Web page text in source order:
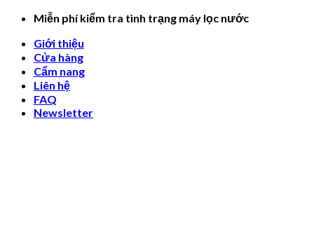
Skip
content
Miễn phí kiểm tra tình trạng máy lọc nước
Giới thiệu
Cửa hàng
Cẩm nang
Liên hệ
FAQ
Newsletter